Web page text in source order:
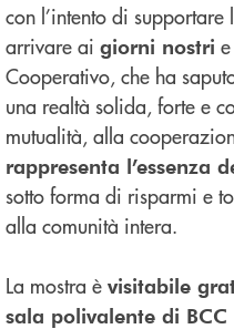
con l’intento di
arrivare ai giorni nostri
Cooperativo, che ha
una realtà solida, forte e
mutualità, alla
rappresenta l’essenza
sotto forma di risparmi e
alla comunità intera.
La mostra è visitabile
sala polivalente di